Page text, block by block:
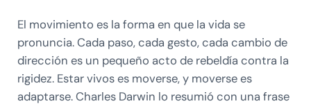
El movimiento es la forma en que la vida se
pronuncia. Cada paso, cada gesto, cada cambio de
dirección es un pequeño acto de rebeldía contra la
rigidez. Estar vivos es moverse, y moverse es
adaptarse. Charles Darwin lo resumió con una frase